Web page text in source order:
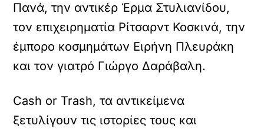
Πανά, την αντικέρ Έρμα Στυλιανίδου,
τον επιχειρηματία Ρίτσαρντ Κοσκινά, την
έμπορο κοσμημάτων Ειρήνη Πλευράκη
και τον γιατρό Γιώργο Δαράβαλη.
Cash or Trash, τα αντικείμενα
ξετυλίγουν τις ιστορίες τους και